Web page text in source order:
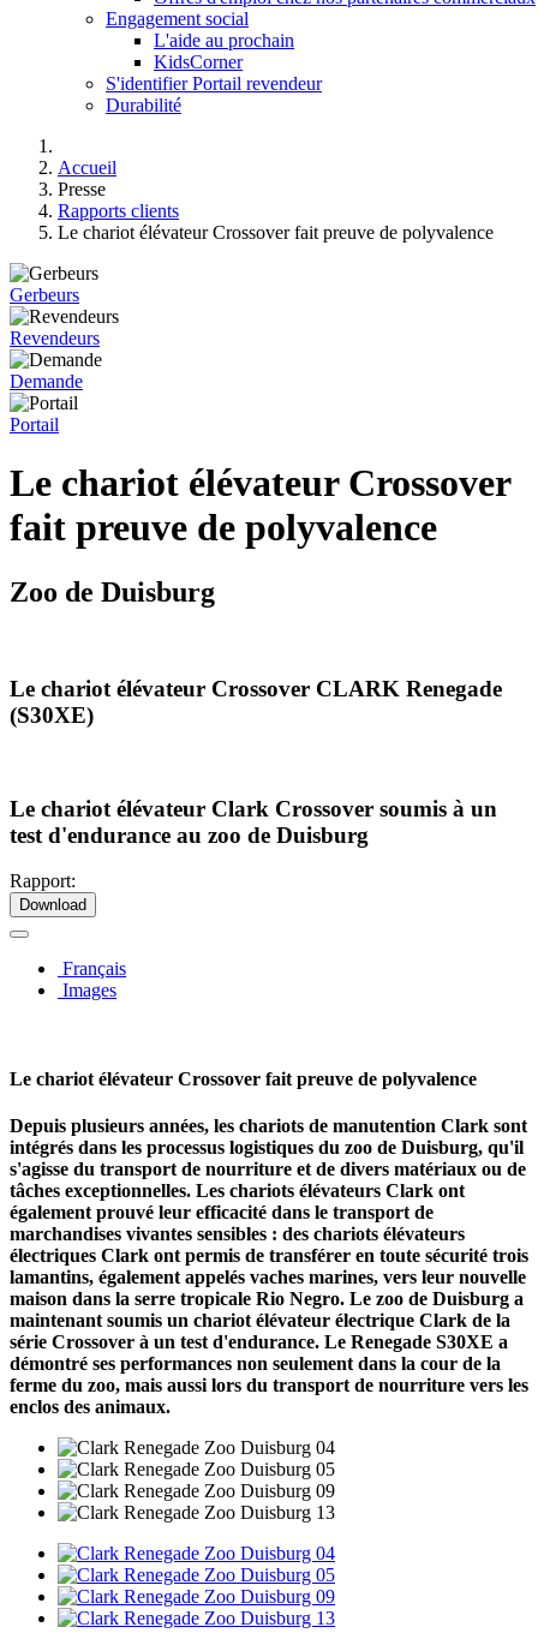
Engagement social
L'aide au prochain
KidsCorner
S'identifier Portail revendeur
Durabilité
Accueil
Presse
Rapports clients
Le chariot élévateur Crossover fait preuve de polyvalence
Gerbeurs
Revendeurs
Demande
Portail
Le chariot élévateur Crossover
fait preuve de polyvalence
Zoo de Duisburg
Le chariot élévateur Crossover CLARK Renegade
(S30XE)
Le chariot élévateur Clark Crossover soumis à un
test d'endurance au zoo de Duisburg
Rapport:
Download
Français
Images
Le chariot élévateur Crossover fait preuve de polyvalence
Depuis plusieurs années, les chariots de manutention Clark sont
intégrés dans les processus logistiques du zoo de Duisburg, qu'il
s'agisse du transport de nourriture et de divers matériaux ou de
tâches exceptionnelles. Les chariots élévateurs Clark ont
également prouvé leur efficacité dans le transport de
marchandises vivantes sensibles : des chariots élévateurs
électriques Clark ont permis de transférer en toute sécurité trois
lamantins, également appelés vaches marines, vers leur nouvelle
maison dans la serre tropicale Rio Negro. Le zoo de Duisburg a
maintenant soumis un chariot élévateur électrique Clark de la
série Crossover à un test d'endurance. Le Renegade S30XE a
démontré ses performances non seulement dans la cour de la
ferme du zoo, mais aussi lors du transport de nourriture vers les
enclos des animaux.